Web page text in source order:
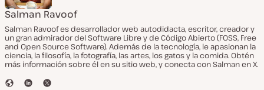
Salman Ravoof
Salman Ravoof es desarrollador web autodidacta, escritor, creador y
un gran admirador del Software Libre y de Código Abierto (FOSS, Free
and Open Source Software). Además de la tecnología, le apasionan la
ciencia, la filosofía, la fotografía, las artes, los gatos y la comida. Obtén
más información sobre él en su sitio web, y conecta con Salman en X.
S
L
T